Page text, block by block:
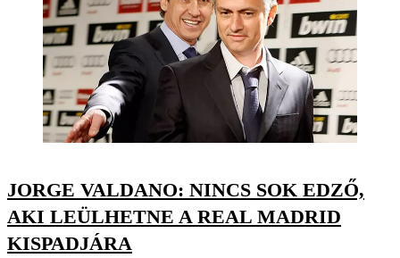
JORGE VALDANO: NINCS SOK EDZŐ,
AKI LEÜLHETNE A REAL MADRID
KISPADJÁRA